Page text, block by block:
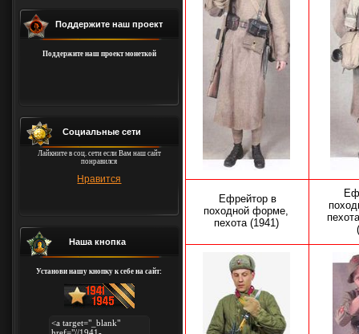
Поддержите наш проект
Поддержите наш проект монеткой
Социальные сети
Лайкните в соц. сети если Вам наш сайт
понравился
Нравится
Наша кнопка
Установи нашу кнопку к себе на сайт:
Ефрейтор в
походной форме,
пехота (1941)